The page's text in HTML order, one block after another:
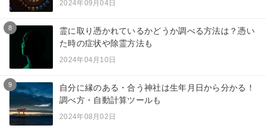
2024年09月04日
8
霊に取り憑かれているかどうか調べる方法は？憑い
た時の症状や除霊方法も
2024年04月10日
9
自分に縁のある・合う神社は生年月日から分かる！
調べ方・自動計算ツールも
2024年08月02日